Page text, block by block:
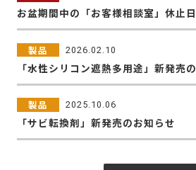
お盆期間中の「お客様相談室」休止
製品 2026.02.10
「水性シリコン遮熱多用途」新発売
製品 2025.10.06
「サビ転換剤」新発売のお知らせ